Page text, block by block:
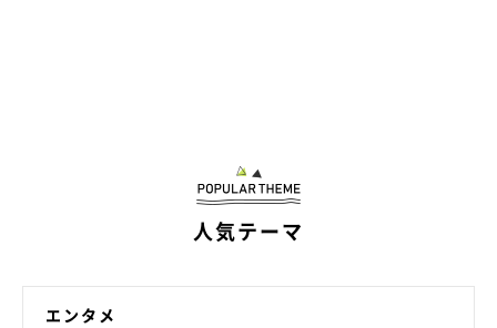
人気テーマ
エンタメ